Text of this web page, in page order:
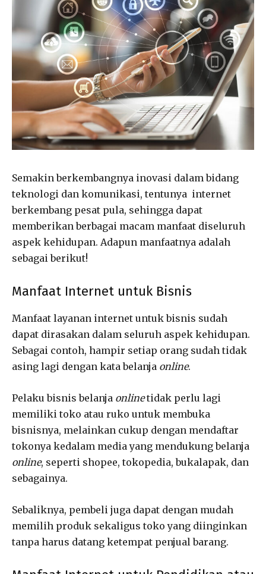
Semakin berkembangnya inovasi dalam bidang
teknologi dan komunikasi, tentunya internet
berkembang pesat pula, sehingga dapat
memberikan berbagai macam manfaat diseluruh
aspek kehidupan. Adapun manfaatnya adalah
sebagai berikut!
Manfaat Internet untuk Bisnis
Manfaat layanan internet untuk bisnis sudah
dapat dirasakan dalam seluruh aspek kehidupan.
Sebagai contoh, hampir setiap orang sudah tidak
asing lagi dengan kata belanja online.
Pelaku bisnis belanja onlinetidak perlu lagi
memiliki toko atau ruko untuk membuka
bisnisnya, melainkan cukup dengan mendaftar
tokonya kedalam media yang mendukung belanja
online, seperti shopee, tokopedia, bukalapak, dan
sebagainya.
Sebaliknya, pembeli juga dapat dengan mudah
memilih produk sekaligus toko yang diinginkan
tanpa harus datang ketempat penjual barang.